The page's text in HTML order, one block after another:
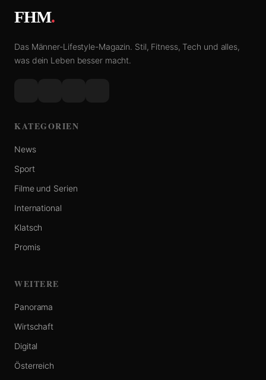
FHM.
Das Männer-Lifestyle-Magazin. Stil, Fitness, Tech und alles,
was dein Leben besser macht.
KATEGORIEN
News
Sport
Filme und Serien
International
Klatsch
Promis
WEITERE
Panorama
Wirtschaft
Digital
Österreich